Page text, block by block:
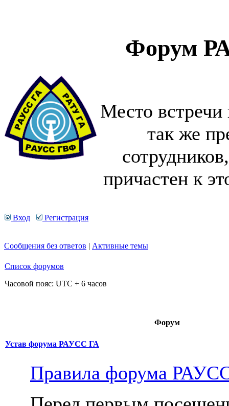
Форум
Место
так же
причастен к
Вход Регистрация
Сообщения без ответов | Активные темы
Список форумов
Часовой пояс: UTC + 6 часов
Форум
Устав форума РАУСС ГА
Правила форума